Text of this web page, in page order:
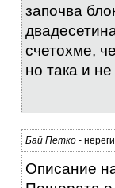
започва
счетохме,
но така и
Бай Петко -
Описание